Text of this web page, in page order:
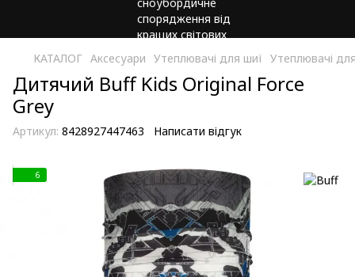
КАТАЛОГ Аксесуари Утеплювачі для шиї Утеплювачі
Дитячий Buff Kids Original Force
Grey
Артикул: 8428927447463 Написати відгук
6